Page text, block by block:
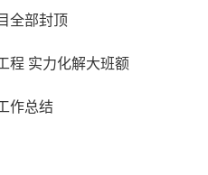
全部封顶
程 实力化解大班额
作总结